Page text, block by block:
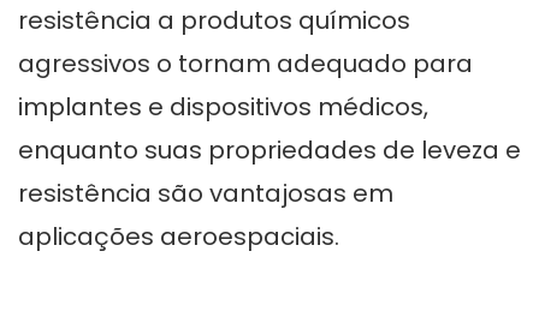
resistência a produtos químicos
agressivos o tornam adequado para
implantes e dispositivos médicos,
enquanto suas propriedades de leveza e
resistência são vantajosas em
aplicações aeroespaciais.